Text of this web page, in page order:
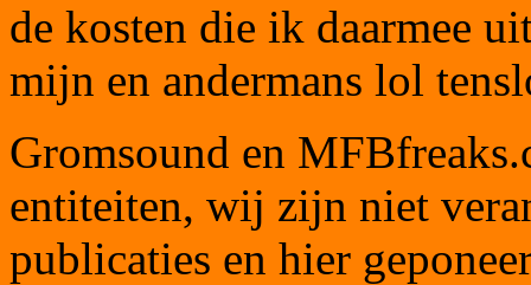
de kosten die ik daarmee
mijn en andermans lol
Gromsound en
entiteiten, wij zijn niet
publicaties en hier